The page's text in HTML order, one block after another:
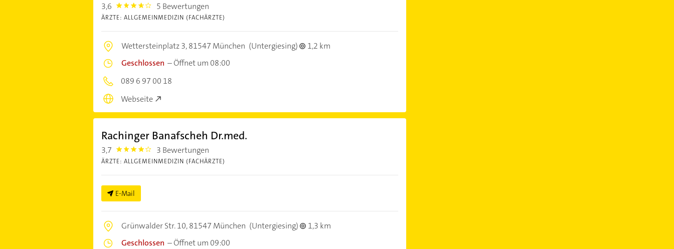
3,6 3.6000001 5 Bewertungen
ÄRZTE: ALLGEMEINMEDIZIN (FACHÄRZTE)
Wettersteinplatz 3,81547 München (Untergiesing)
1,2 km
Geschlossen –Öffnet um 08:00
089 6 97 00 18
Webseite
Rachinger Banafscheh Dr.med.
3,7 3.7 3 Bewertungen
ÄRZTE: ALLGEMEINMEDIZIN (FACHÄRZTE)
E-Mail
Grünwalder Str. 10,81547 München (Untergiesing)
1,3 km
Geschlossen –Öffnet um 09:00